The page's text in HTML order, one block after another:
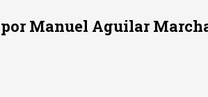
Manuel Aguilar